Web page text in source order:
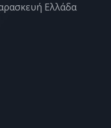
Ελλάδα